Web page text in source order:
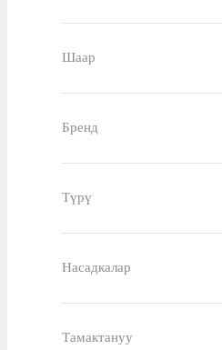
Шаар
Бренд
Түрү
Насадкалар
Тамактануу